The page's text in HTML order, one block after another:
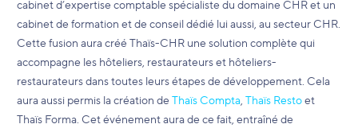
cabinet d’expertise comptable spécialiste du domaine CHR et un
cabinet de formation et de conseil dédié lui aussi, au secteur CHR.
Cette fusion aura créé Thaïs-CHR une solution complète qui
accompagne les hôteliers, restaurateurs et hôteliers-
restaurateurs dans toutes leurs étapes de développement. Cela
aura aussi permis la création de Thaïs Compta Thaïs Restoet
Thaïs Forma. Cet événement aura de ce fait, entraîné de